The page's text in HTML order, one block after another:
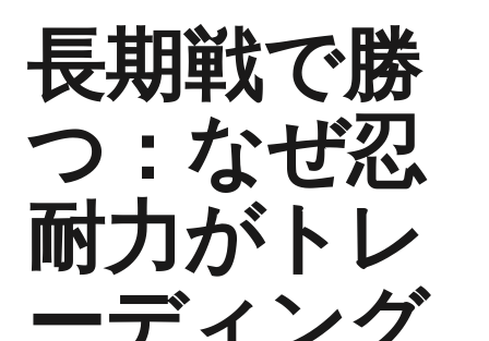
長期戦で勝
つ：なぜ忍
耐力がトレ
ーディング